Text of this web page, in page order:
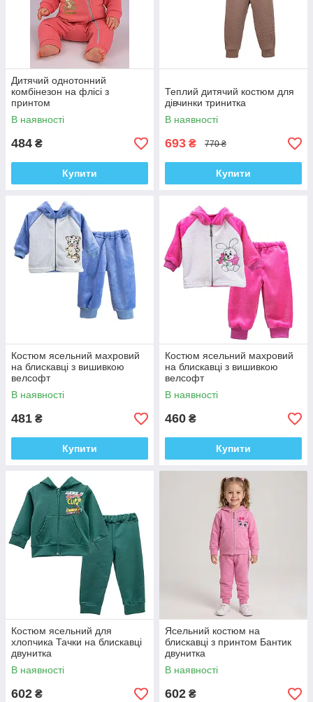
Дитячий однотонний
комбінезон на флісі з
принтом
В наявності
484 ₴
Купити
Теплий дитячий костюм для
дівчинки тринитка
В наявності
693 ₴ 770 ₴
Купити
Костюм ясельний махровий
на блискавці з вишивкою
велсофт
В наявності
481 ₴
Купити
Костюм ясельний махровий
на блискавці з вишивкою
велсофт
В наявності
460 ₴
Купити
Костюм ясельний для
хлопчика Тачки на блискавці
двунитка
В наявності
602 ₴
Ясельний костюм на
блискавці з принтом Бантик
двунитка
В наявності
602 ₴